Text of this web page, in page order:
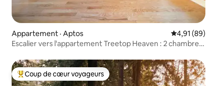
Appartement · Aptos Note
4,91 (89)
Escalier vers l'appartement Treetop Heaven : 2 chambres,
Coup de cœur voyageurs parmi les plus aimés
Coup de cœur voyageurs